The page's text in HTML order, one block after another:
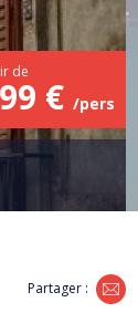
de
€ /pers
Partager :